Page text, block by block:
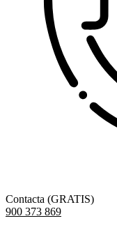
Contacta (GRATIS)
900 373 869